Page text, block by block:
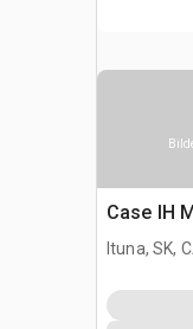
Case IH
Ituna, SK,